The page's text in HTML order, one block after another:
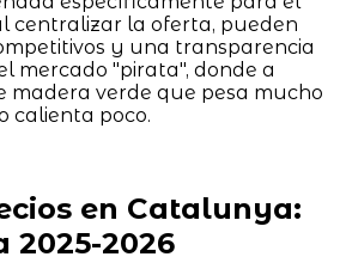
centralizar la oferta, pueden
y una transparencia
mercado "pirata", donde a
madera verde que pesa mucho
calienta poco.
en Catalunya:
2025-2026